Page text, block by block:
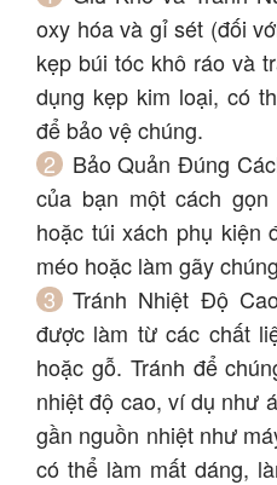
oxy hóa và gỉ sét (đối
kẹp búi tóc khô ráo và
dụng kẹp kim loại, có
để bảo vệ chúng.
Bảo Quản Đúng
của bạn một cách
hoặc túi xách phụ kiện
méo hoặc làm gãy
Tránh Nhiệt Độ
được làm từ các chất
hoặc gỗ. Tránh để
nhiệt độ cao, ví dụ như
gần nguồn nhiệt như
có thể làm mất dáng,